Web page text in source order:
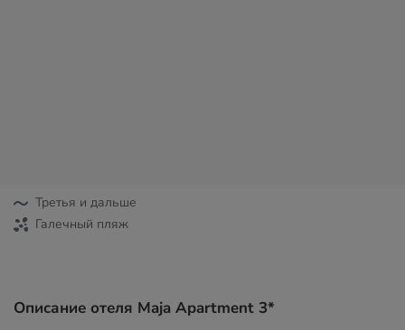
Третья и дальше
Галечный пляж
Описание отеля Maja Apartment 3*